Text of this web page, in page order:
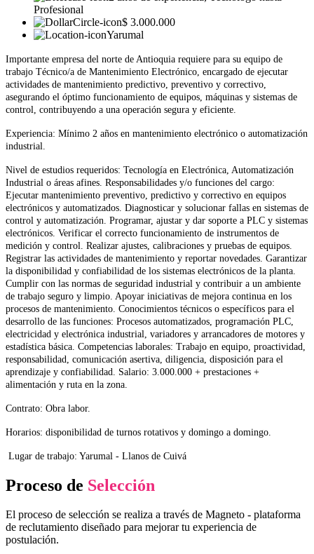
Profesional
$ 3.000.000
Yarumal
Importante empresa del norte de Antioquia requiere para su equipo de
trabajo Técnico/a de Mantenimiento Electrónico, encargado de ejecutar
actividades de mantenimiento predictivo, preventivo y correctivo,
asegurando el óptimo funcionamiento de equipos, máquinas y sistemas de
control, contribuyendo a una operación segura y eficiente.
Experiencia: Mínimo 2 años en mantenimiento electrónico o automatización
industrial.
Nivel de estudios requeridos: Tecnología en Electrónica, Automatización
Industrial o áreas afines. Responsabilidades y/o funciones del cargo:
Ejecutar mantenimiento preventivo, predictivo y correctivo en equipos
electrónicos y automatizados. Diagnosticar y solucionar fallas en sistemas de
control y automatización. Programar, ajustar y dar soporte a PLC y sistemas
electrónicos. Verificar el correcto funcionamiento de instrumentos de
medición y control. Realizar ajustes, calibraciones y pruebas de equipos.
Registrar las actividades de mantenimiento y reportar novedades. Garantizar
la disponibilidad y confiabilidad de los sistemas electrónicos de la planta.
Cumplir con las normas de seguridad industrial y contribuir a un ambiente
de trabajo seguro y limpio. Apoyar iniciativas de mejora continua en los
procesos de mantenimiento. Conocimientos técnicos o específicos para el
desarrollo de las funciones: Procesos automatizados, programación PLC,
electricidad y electrónica industrial, variadores y arrancadores de motores y
estadística básica. Competencias laborales: Trabajo en equipo, proactividad,
responsabilidad, comunicación asertiva, diligencia, disposición para el
aprendizaje y confiabilidad. Salario: 3.000.000 + prestaciones +
alimentación y ruta en la zona.
Contrato: Obra labor.
Horarios: disponibilidad de turnos rotativos y domingo a domingo.
Lugar de trabajo: Yarumal - Llanos de Cuivá
Proceso de Selección
El proceso de selección se realiza a través de Magneto - plataforma
de reclutamiento diseñado para mejorar tu experiencia de
postulación.